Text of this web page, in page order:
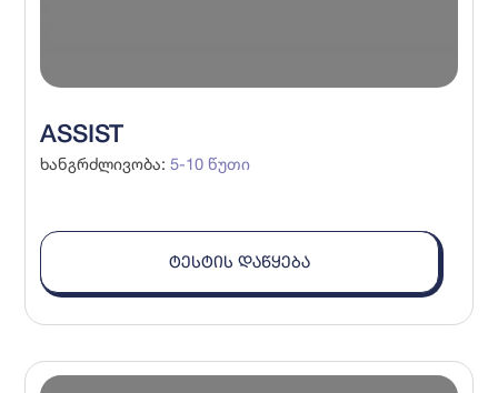
ASSIST
ხანგრძლივობა: 5-10 წუთი
ᲢᲔᲡᲢᲘᲡ ᲓᲐᲬᲧᲔᲑᲐ